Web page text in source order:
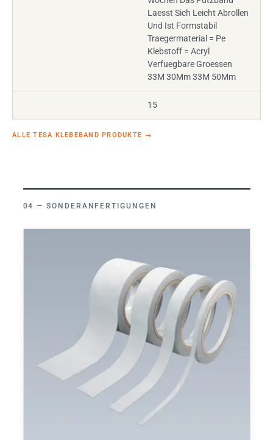
Laesst Sich Leicht Abrollen
Und Ist Formstabil
Traegermaterial = Pe
Klebstoff = Acryl
Verfuegbare Groessen
33M 30Mm 33M 50Mm
15
ALLE TESA KLEBEBAND PRODUKTE →
SONDERANFERTIGUNGEN